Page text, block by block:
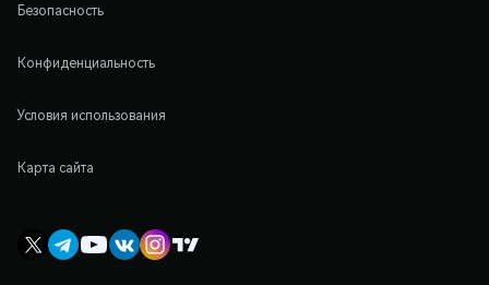
Безопасность
Конфиденциальность
Условия использования
Карта сайта